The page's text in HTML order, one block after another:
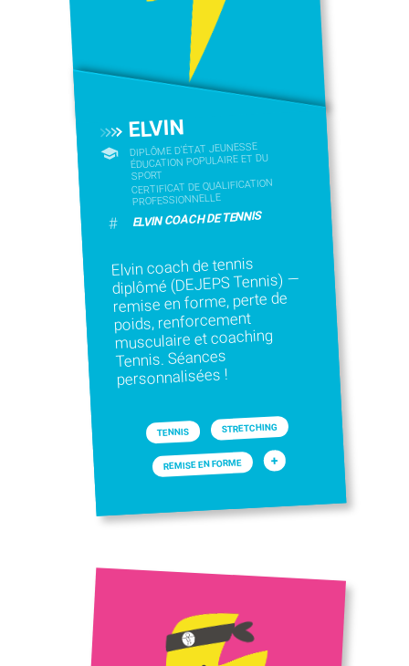
ELVIN
DIPLÔME D'ÉTAT JEUNESSE
ÉDUCATION POPULAIRE ET DU
SPORT
CERTIFICAT DE QUALIFICATION
PROFESSIONNELLE
# ELVIN COACH DE TENNIS
Elvin coach de tennis
diplômé (DEJEPS Tennis) —
remise en forme, perte de
poids, renforcement
musculaire et coaching
Tennis. Séances
personnalisées !
TENNIS STRETCHING
REMISE EN FORME +